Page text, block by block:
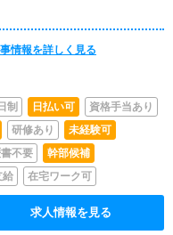
情報を詳しく見る
制 日払い可
資格手当あり
研修あり
未経験可
不要
幹部候補
給 在宅ワーク可
求人情報を見る